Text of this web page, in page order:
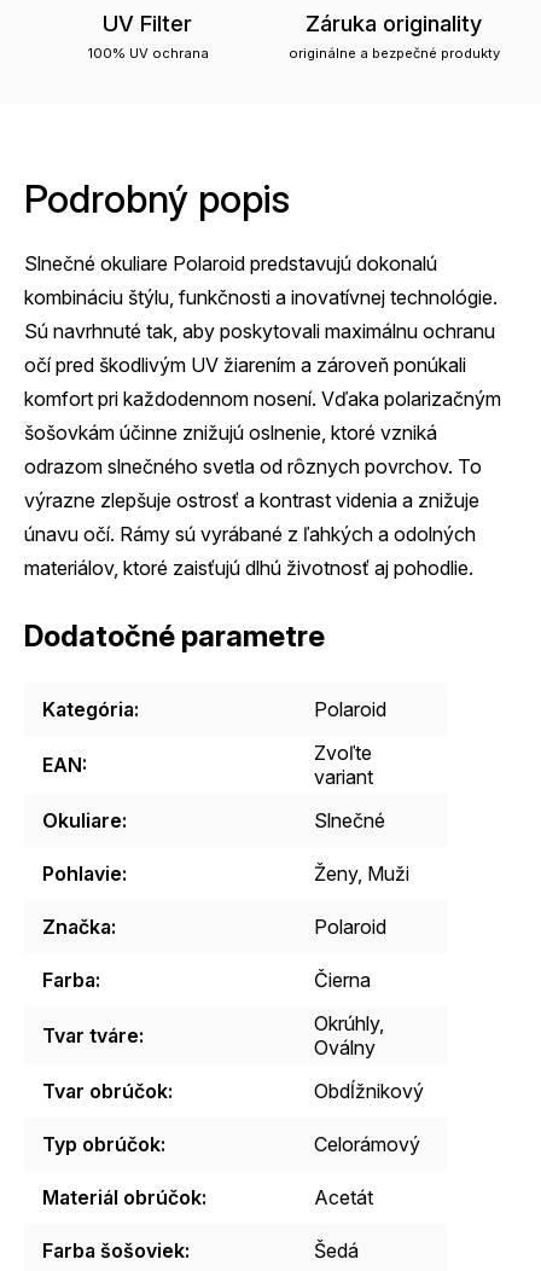
UV Filter
100% UV ochrana
Záruka originality
originálne a bezpečné produkty
Podrobný popis
Slnečné okuliare Polaroid predstavujú dokonalú
kombináciu štýlu, funkčnosti a inovatívnej technológie.
Sú navrhnuté tak, aby poskytovali maximálnu ochranu
očí pred škodlivým UV žiarením a zároveň ponúkali
komfort pri každodennom nosení. Vďaka polarizačným
šošovkám účinne znižujú oslnenie, ktoré vzniká
odrazom slnečného svetla od rôznych povrchov. To
výrazne zlepšuje ostrosť a kontrast videnia a znižuje
únavu očí. Rámy sú vyrábané z ľahkých a odolných
materiálov, ktoré zaisťujú dlhú životnosť aj pohodlie.
Dodatočné parametre
Kategória: Polaroid
EAN:
Zvoľte
variant
Okuliare: Slnečné
Pohlavie: Ženy, Muži
Značka: Polaroid
Farba: Čierna
Tvar tváre:
Okrúhly,
Oválny
Tvar obrúčok: Obdĺžnikový
Typ obrúčok: Celorámový
Materiál obrúčok: Acetát
Farba šošoviek: Šedá